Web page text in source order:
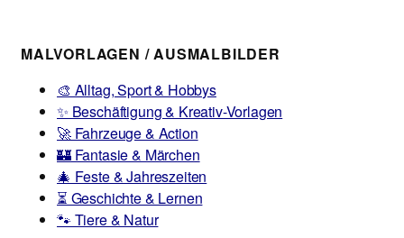
MALVORLAGEN / AUSMALBILDER
🎨 Alltag, Sport & Hobbys
✨ Beschäftigung & Kreativ-Vorlagen
🚀 Fahrzeuge & Action
🏰 Fantasie & Märchen
🎄 Feste & Jahreszeiten
⏳ Geschichte & Lernen
🐾 Tiere & Natur